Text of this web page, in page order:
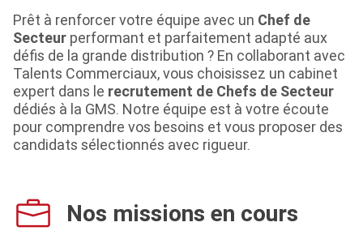
Prêt à renforcer votre équipe avec un Chef de
Secteur performant et parfaitement adapté aux
défis de la grande distribution ? En collaborant avec
Talents Commerciaux, vous choisissez un cabinet
expert dans le recrutement de Chefs de Secteur
dédiés à la GMS. Notre équipe est à votre écoute
pour comprendre vos besoins et vous proposer des
candidats sélectionnés avec rigueur.
Nos missions en cours